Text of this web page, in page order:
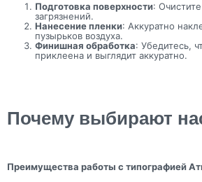
Подготовка поверхности:
загрязнений.
Нанесение пленки: Аккуратно
пузырьков воздуха.
Финишная обработка: Убедитесь,
приклеена и выглядит аккуратно.
Почему выбирают
Преимущества работы с типографией